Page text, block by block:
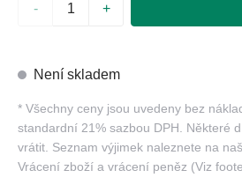
- +
Není skladem
* Všechny ceny jsou uvedeny bez
standardní 21% sazbou DPH. Některé
vrátit. Seznam výjimek naleznete na
Vrácení zboží a vrácení peněz (Viz